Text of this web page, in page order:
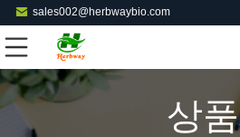
sales002@herbwaybio.com
상품